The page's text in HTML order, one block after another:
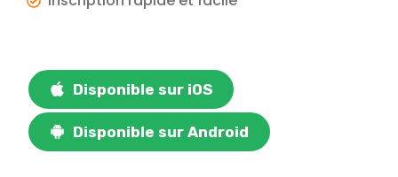
Disponible sur iOS
Disponible sur Android